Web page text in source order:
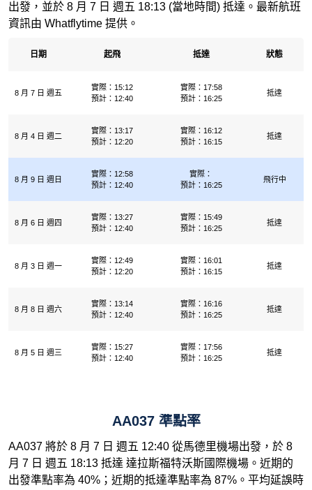
出發，並於 8 月 7 日 週五 18:13 (當地時間) 抵達。最新航班
資訊由 Whatflytime 提供。
日期 起飛 抵達 狀態
8 月 7 日 週五
實際：15:12
預計：12:40
實際：17:58
預計：16:25
抵達
8 月 4 日 週二
實際：13:17
預計：12:20
實際：16:12
預計：16:15
抵達
8 月 9 日 週日
實際：12:58
預計：12:40
實際：
預計：16:25
飛行中
8 月 6 日 週四
實際：13:27
預計：12:40
實際：15:49
預計：16:25
抵達
8 月 3 日 週一
實際：12:49
預計：12:20
實際：16:01
預計：16:15
抵達
8 月 8 日 週六
實際：13:14
預計：12:40
實際：16:16
預計：16:25
抵達
8 月 5 日 週三
實際：15:27
預計：12:40
實際：17:56
預計：16:25
抵達
AA037 準點率
AA037 將於 8 月 7 日 週五 12:40 從馬德里機場出發，於 8
月 7 日 週五 18:13 抵達 達拉斯福特沃斯國際機場。近期的
出發準點率為 40%；近期的抵達準點率為 87%。平均延誤時